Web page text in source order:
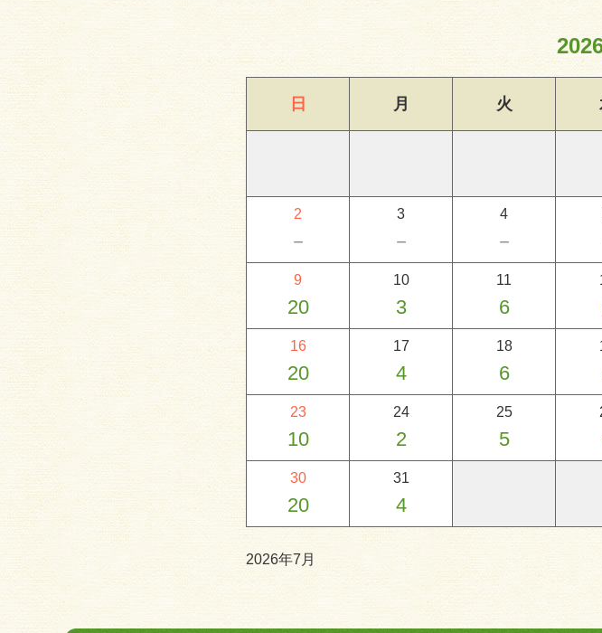
日 月 火
2
－
3
－
4
－
9
20
10
3
11
6
16
20
17
4
18
6
23
10
24
2
25
5
30
20
31
4
2026年7月